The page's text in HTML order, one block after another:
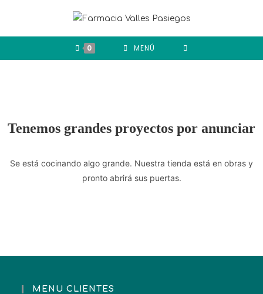
0 MENÚ
Tenemos grandes proyectos por anunciar
Se está cocinando algo grande. Nuestra tienda está en obras y
pronto abrirá sus puertas.
MENU CLIENTES